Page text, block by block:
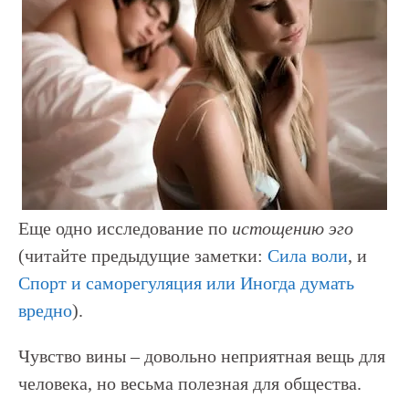
Еще одно исследование по истощению эго
(читайте предыдущие заметки: Сила воли, и
Спорт и саморегуляция или Иногда думать
вредно).
Чувство вины – довольно неприятная вещь для
человека, но весьма полезная для общества.